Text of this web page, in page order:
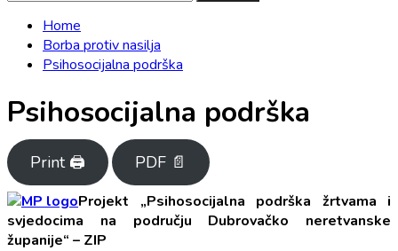
Home
Borba protiv nasilja
Psihosocijalna podrška
Psihosocijalna podrška
Print 🖨 PDF 📄
Projekt „Psihosocijalna podrška žrtvama i
svjedocima na području Dubrovačko neretvanske
županije“ – ZIP